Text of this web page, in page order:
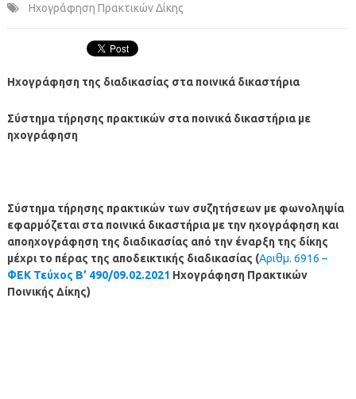
Ηχογράφηση Πρακτικών Δίκης
Ηχογράφηση της διαδικασίας στα ποινικά δικαστήρια
Σύστημα τήρησης πρακτικών στα ποινικά δικαστήρια με
ηχογράφηση
Σύστημα τήρησης πρακτικών των συζητήσεων με φωνοληψία
εφαρμόζεται στα ποινικά δικαστήρια με την ηχογράφηση και
αποηχογράφηση της διαδικασίας από την έναρξη της δίκης
μέχρι το πέρας της αποδεικτικής διαδικασίας (Αριθμ. 6916 –
ΦΕΚ Τεύχος B’ 490/09.02.2021 Ηχογράφηση Πρακτικών
Ποινικής Δίκης)